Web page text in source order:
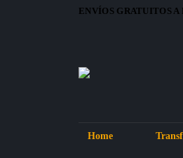
ENVÍOS GRATUITOS
Home